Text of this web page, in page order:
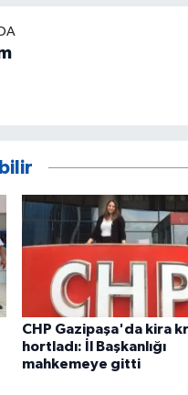
CHP Gazipaşa'da kira
hortladı: İl Başkanlığı
mahkemeye gitti